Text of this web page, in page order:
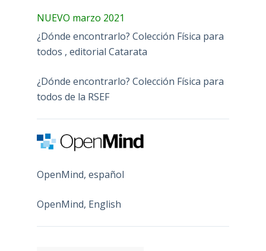
NUEVO marzo 2021
¿Dónde encontrarlo? Colección Física para
todos , editorial Catarata
¿Dónde encontrarlo? Colección Física para
todos de la RSEF
OpenMind, español
OpenMind, English